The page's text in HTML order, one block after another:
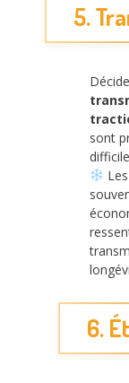
5.
sont
6.